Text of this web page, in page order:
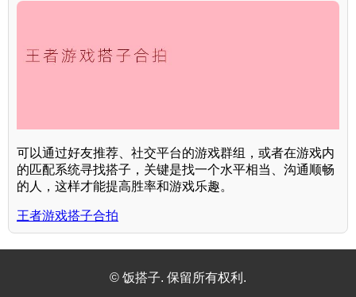
可以通过好友推荐、社交平台的游戏群组，或者在游戏内
的匹配系统寻找搭子，关键是找一个水平相当、沟通顺畅
的人，这样才能提高胜率和游戏乐趣。
王者游戏搭子合拍
© 饭搭子. 保留所有权利.